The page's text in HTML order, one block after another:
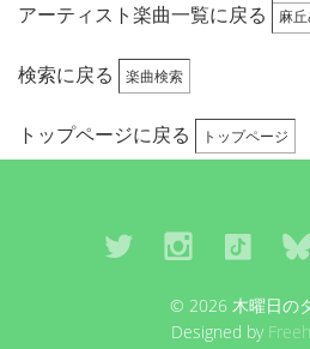
アーティスト楽曲一覧に戻る
麻
検索に戻る 楽曲検索
トップページに戻る トップページ
© 2026 木曜日の
Designed by